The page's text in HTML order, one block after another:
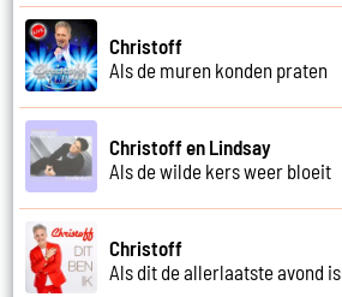
Christoff
Als de muren konden praten
Christoff en Lindsay
Als de wilde kers weer bloeit
Christoff
Als dit de allerlaatste avond is